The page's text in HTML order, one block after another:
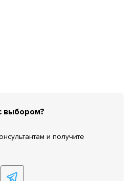
выбором?
и получите